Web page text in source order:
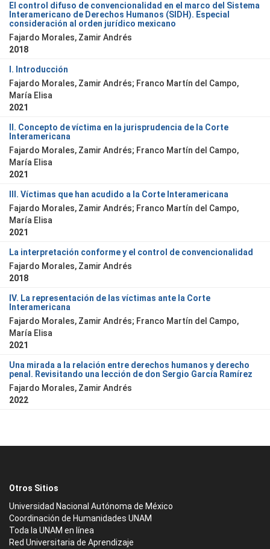
El control difuso de convencionalidad en el marco del Sistema
Interamericano de Derechos Humanos (SIDH). Especial
consideración al orden jurídico mexicano
Fajardo Morales, Zamir Andrés
2018
I. Introducción
Fajardo Morales, Zamir Andrés; Franco Martín del Campo,
María Elisa
2021
II. Concepto de víctima en la jurisprudencia de la Corte
Interamericana
Fajardo Morales, Zamir Andrés; Franco Martín del Campo,
María Elisa
2021
III. Víctimas que han acudido a la Corte Interamericana
Fajardo Morales, Zamir Andrés; Franco Martín del Campo,
María Elisa
2021
La interpretación conforme y el control de convencionalidad
Fajardo Morales, Zamir Andrés
2018
IV. La representación de las víctimas ante la Corte
Interamericana
Fajardo Morales, Zamir Andrés; Franco Martín del Campo,
María Elisa
2021
Una mirada a la relación entre derechos humanos y derecho
penal. Revisitando una lección de don Sergio García Ramírez
Fajardo Morales, Zamir Andrés
2022
Otros Sitios
Universidad Nacional Autónoma de México
Coordinación de Humanidades UNAM
Toda la UNAM en línea
Red Universitaria de Aprendizaje